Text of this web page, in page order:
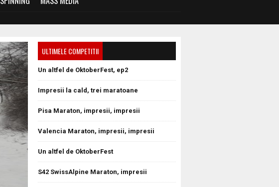
ULTIMELE COMPETITII
Un altfel de OktoberFest, ep2
Impresii la cald, trei maratoane
Pisa Maraton, impresii, impresii
Valencia Maraton, impresii, impresii
Un altfel de OktoberFest
S42 SwissAlpine Maraton, impresii